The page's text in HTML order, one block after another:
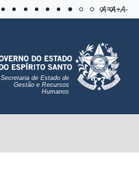
Aplicar
A=A+A-
Secretaria de Estado de
Gestão e Recursos
Humanos